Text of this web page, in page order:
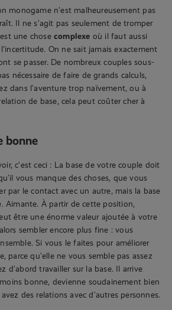
monogame n’est malheureusement pas
Il ne s’agit pas seulement de tromper
une chose complexe où il faut aussi
On ne sait jamais exactement
se passer. De nombreux couples sous-
nécessaire de faire de grands calculs,
dans l’aventure trop naïvement, ou à
de base, cela peut coûter cher à
bonne
c’est ceci : La base de votre couple doit
vous manque des choses, que vous
par le contact avec un autre, mais la base
Aimante. À partir de cette position,
être une énorme valeur ajoutée à votre
sembler encore plus fine : vous
Si vous le faites pour améliorer
parce qu’elle ne vous semble pas assez
d’abord travailler sur la base. Il arrive
bonne, devienne soudainement bien
des relations avec d’autres personnes.